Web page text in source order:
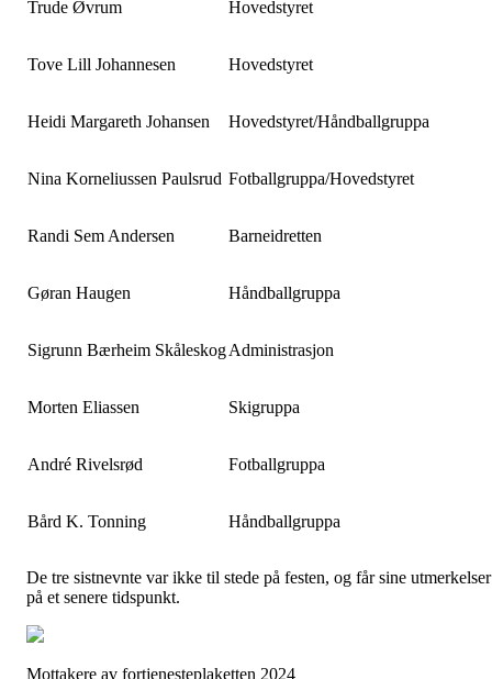
Trude Øvrum Hovedstyret
Tove Lill Johannesen Hovedstyret
Heidi Margareth Johansen Hovedstyret/Håndballgruppa
Nina Korneliussen Paulsrud Fotballgruppa/Hovedstyret
Randi Sem Andersen Barneidretten
Gøran Haugen Håndballgruppa
Sigrunn Bærheim SkåleskogAdministrasjon
Morten Eliassen Skigruppa
André Rivelsrød Fotballgruppa
Bård K. Tonning Håndballgruppa
De tre sistnevnte var ikke til stede på festen, og får sine utmerkelser
på et senere tidspunkt.
Mottakere av fortjenesteplaketten 2024